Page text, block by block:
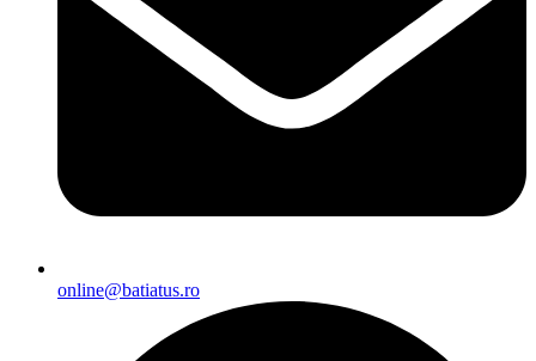
online@batiatus.ro